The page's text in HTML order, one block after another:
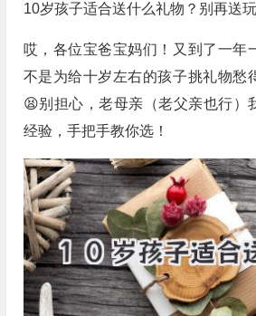
10岁孩子适合送什么礼物？别再送
哎，各位宝爸宝妈们！又到了一年
不是为给十岁左右的孩子挑礼物愁
😫别担心，老母亲（老父亲也行）
经验，手把手教你选！